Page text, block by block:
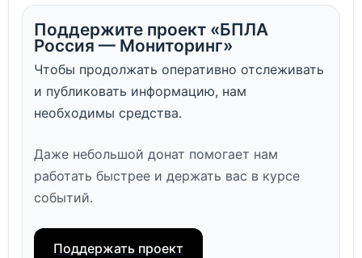
Поддержите проект «БПЛА
Россия — Мониторинг»
Чтобы продолжать оперативно отслеживать
и публиковать информацию, нам
необходимы средства.
Даже небольшой донат помогает нам
работать быстрее и держать вас в курсе
событий.
Поддержать проект